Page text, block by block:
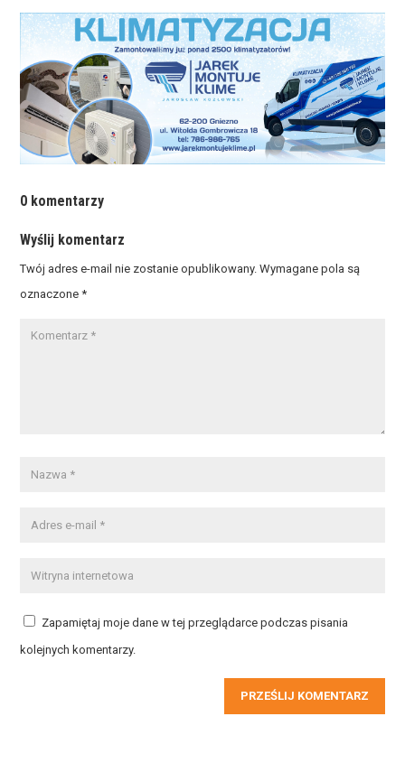
0 komentarzy
Wyślij komentarz
Twój adres e-mail nie zostanie opublikowany. Wymagane pola są
oznaczone*
Zapamiętaj moje dane w tej przeglądarce podczas pisania
kolejnych komentarzy.
PRZEŚLIJ KOMENTARZ